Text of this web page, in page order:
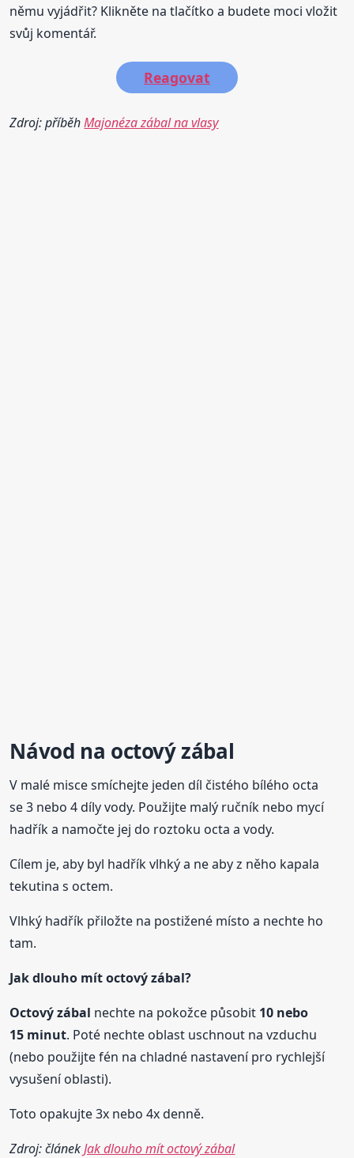
němu vyjádřit? Klikněte na tlačítko a budete moci vložit
svůj komentář.
Reagovat
Zdroj: příběhMajonéza zábal na vlasy
Návod na octovýzábal
V malé misce smíchejte jeden díl čistého bílého octa
se 3 nebo 4 díly vody. Použijte malý ručník nebo mycí
hadřík a namočte jej do roztoku octa a vody.
Cílem je, aby byl hadřík vlhký a ne aby z něho kapala
tekutina s octem.
Vlhký hadřík přiložte na postižené místo a nechte ho
tam.
Jak dlouho mítoctový zábal?
Octový zábal nechte na pokožce působit 10 nebo
15 minut. Poté nechte oblast uschnout na vzduchu
(nebo použijte fén na chladné nastavení pro rychlejší
vysušení oblasti).
Toto opakujte 3x nebo 4x denně.
Zdroj: článekJak dlouho mít octový zábal